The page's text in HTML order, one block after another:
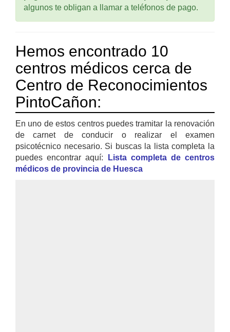
algunos te obligan a llamar a teléfonos de pago.
Hemos encontrado 10
centros médicos cerca de
Centro de Reconocimientos
PintoCañon:
En uno de estos centros puedes tramitar la renovación
de carnet de conducir o realizar el examen
psicotécnico necesario. Si buscas la lista completa la
puedes encontrar aquí:
Lista completa de centros
médicos de provincia de Huesca